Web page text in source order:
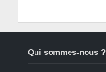
Qui sommes-nous ?